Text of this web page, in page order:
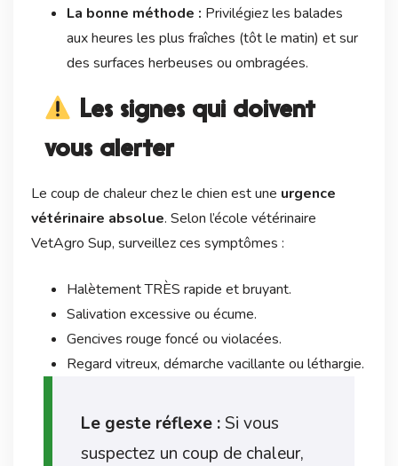
La bonne méthode : Privilégiez les balades
aux heures les plus fraîches (tôt le matin) et sur
des surfaces herbeuses ou ombragées.
Les signes qui doivent
vous alerter
Le coup de chaleur chez le chien est une urgence
vétérinaire absolue. Selon l’école vétérinaire
VetAgro Sup, surveillez ces symptômes :
Halètement TRÈS rapide et bruyant.
Salivation excessive ou écume.
Gencives rouge foncé ou violacées.
Regard vitreux, démarche vacillante ou léthargie.
Le geste réflexe :Si vous
suspectez un coup de chaleur,